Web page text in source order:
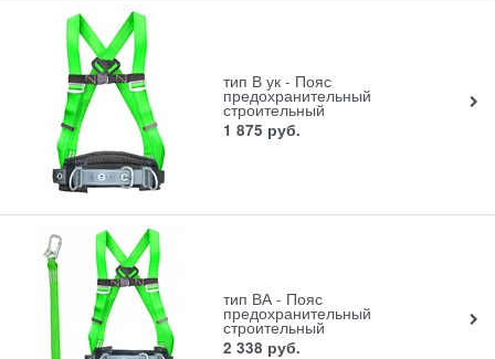
тип В ук - Пояс
предохранительный
строительный
1 875 руб.
тип ВА - Пояс
предохранительный
строительный
2 338 руб.